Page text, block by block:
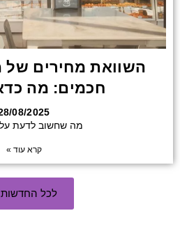
השוואת מחירים
חכמים: מה
08/2025
מה שחשוב לדעת
קרא עוד »
לכל החדשות